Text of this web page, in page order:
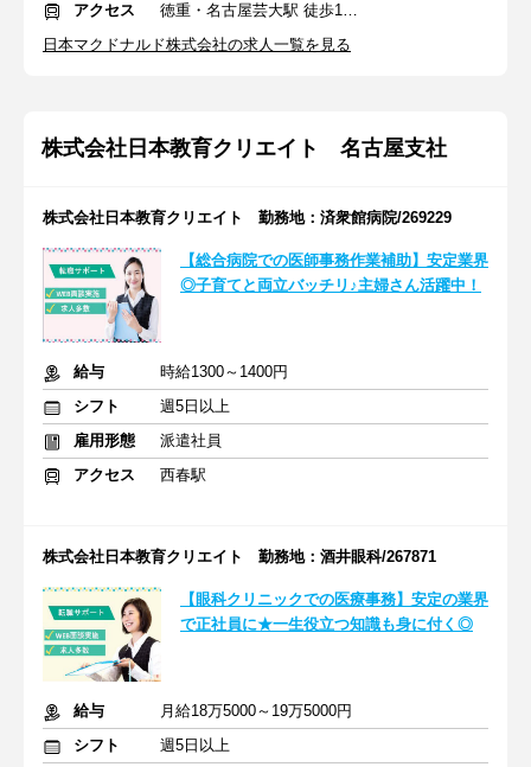
アクセス
徳重・名古屋芸大駅 徒歩10分
日本マクドナルド株式会社の求人一覧を見る
株式会社日本教育クリエイト 名古屋支社
株式会社日本教育クリエイト 勤務地：済衆館病院/269229
【総合病院での医師事務作業補助】安定業界
◎子育てと両立バッチリ♪主婦さん活躍中！
給与
時給1300～1400円
シフト
週5日以上
雇用形態
派遣社員
アクセス
西春駅
株式会社日本教育クリエイト 勤務地：酒井眼科/267871
【眼科クリニックでの医療事務】安定の業界
で正社員に★一生役立つ知識も身に付く◎
給与
月給18万5000～19万5000円
シフト
週5日以上